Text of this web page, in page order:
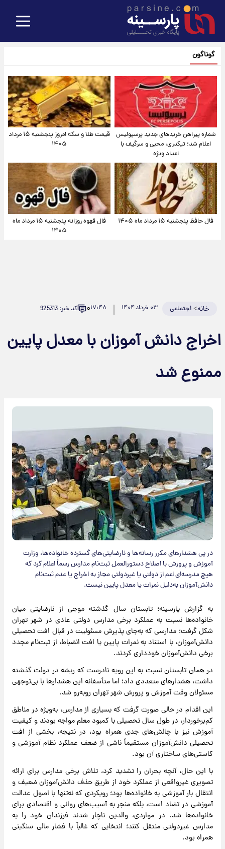
گوناگون
شماره پیراهن خریدهای جدید پرسپولیس
اعلام شد؛ تیکدری، محبی و سرگیف با
اعداد ویژه
قیمت طلا و سکه امروز پنجشنبه ۱۵ مرداد
۱۴۰۵
فال حافظ پنجشنبه ۱۵ مرداد ماه ۱۴۰۵
فال قهوه روزانه پنجشنبه ۱۵ مرداد ماه
۱۴۰۵
خانه>اجتماعی ۰۳ خرداد ۱۴۰۴ ۱۷:۴۸۰ کد خبر: 925313
اخراج دانش آموزان با معدل پایین
ممنوع شد
در پی هشدارهای مکرر رسانه‌ها و نارضایتی‌های گسترده خانواده‌ها، وزارت
آموزش و پرورش با اصلاح دستورالعمل ثبت‌نام مدارس رسماً اعلام کرد که
هیچ مدرسه‌ای اعم از دولتی یا غیردولتی مجاز به اخراج یا عدم ثبت‌نام
دانش‌آموزان به‌دلیل نمرات یا معدل پایین نیست.
به گزارش پارسینه؛ تابستان سال گذشته موجی از نارضایتی میان
خانواده‌ها نسبت به عملکرد برخی مدارس دولتی عادی در شهر تهران
شکل گرفت؛ مدارسی که به‌جای پذیرش مسئولیت در قبال افت تحصیلی
دانش‌آموزان، با استناد به نمرات پایین یا افت انضباط، از ثبت‌نام مجدد
برخی دانش‌آموزان خودداری کردند.
در همان تابستان نسبت به این رویه نادرست که ریشه در دولت گذشته
داشت، هشدارهای متعددی داد؛ اما متأسفانه این هشدارها با بی‌توجهی
مسئولان وقت آموزش و پرورش شهر تهران روبه‌رو شد.
این اقدام در حالی صورت گرفت که بسیاری از مدارس، به‌ویژه در مناطق
کم‌برخوردار، در طول سال تحصیلی با کمبود معلم مواجه بودند و کیفیت
آموزش نیز با چالش‌های جدی همراه بود، در نتیجه، بخشی از افت
تحصیلی دانش‌آموزان مستقیماً ناشی از ضعف عملکرد نظام آموزشی و
کاستی‌های ساختاری آن بود.
با این حال، آنچه بحران را تشدید کرد، تلاش برخی مدارس برای ارائه
تصویری غیرواقعی از عملکرد خود از طریق حذف دانش‌آموزان ضعیف و
انتقال بار آموزشی به خانواده‌ها بود؛ رویکردی که نه‌تنها با اصول عدالت
آموزشی در تضاد است، بلکه منجر به آسیب‌های روانی و اقتصادی برای
خانواده‌ها شد. در مواردی، والدین ناچار شدند فرزندان خود را به
مدارس غیردولتی منتقل کنند؛ انتخابی که غالباً با فشار مالی سنگینی
همراه بود.